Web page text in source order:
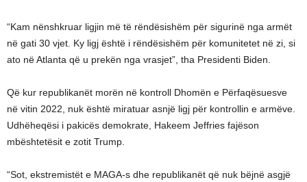
“Kam nënshkruar ligjin më të rëndësishëm për sigurinë nga armët
në gati 30 vjet. Ky ligj është i rëndësishëm për komunitetet në zi, si
ato në Atlanta që u prekën nga vrasjet”, tha Presidenti Biden.
Që kur republikanët morën në kontroll Dhomën e Përfaqësuesve
në vitin 2022, nuk është miratuar asnjë ligj për kontrollin e armëve.
Udhëheqësi i pakicës demokrate, Hakeem Jeffries fajëson
mbështetësit e zotit Trump.
“Sot, ekstremistët e MAGA-s dhe republikanët që nuk bëjnë asgjë